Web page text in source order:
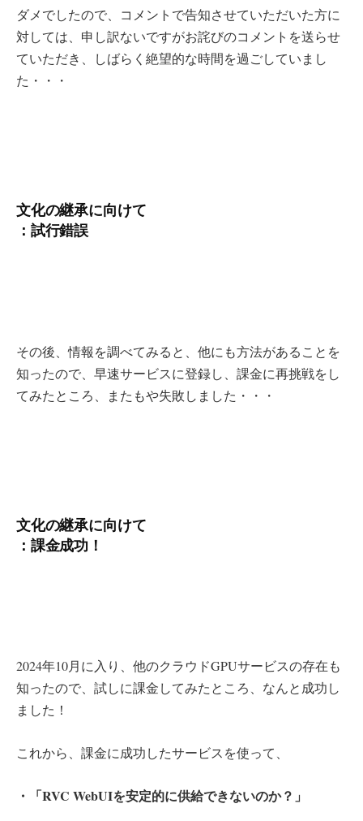
ダメでしたので、コメントで告知させていただいた方に
対しては、申し訳ないですがお詫びのコメントを送らせ
ていただき、しばらく絶望的な時間を過ごしていまし
た・・・
文化の継承に向けて
：試行錯誤
その後、情報を調べてみると、他にも方法があることを
知ったので、早速サービスに登録し、課金に再挑戦をし
てみたところ、またもや失敗しました・・・
文化の継承に向けて
：課金成功！
2024年10月に入り、他のクラウドGPUサービスの存在も
知ったので、試しに課金してみたところ、なんと成功し
ました！
これから、課金に成功したサービスを使って、
・「RVC WebUIを安定的に供給できないのか？」